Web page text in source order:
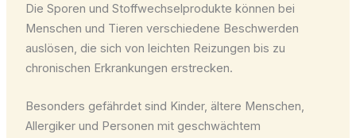
Die Sporen und Stoffwechselprodukte können bei
Menschen und Tieren verschiedene Beschwerden
auslösen, die sich von leichten Reizungen bis zu
chronischen Erkrankungen erstrecken.
Besonders gefährdet sind Kinder, ältere Menschen,
Allergiker und Personen mit geschwächtem